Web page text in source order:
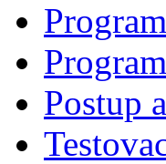
Postup